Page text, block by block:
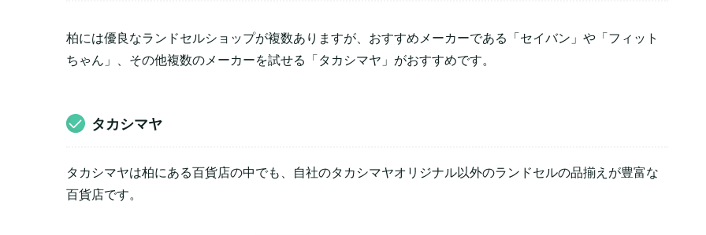
柏には優良なランドセルショップが複数ありますが、おすすめメーカーである「セイバン」や「フィット
ちゃん」、その他複数のメーカーを試せる「タカシマヤ」がおすすめです。
タカシマヤ
タカシマヤは柏にある百貨店の中でも、自社のタカシマヤオリジナル以外のランドセルの品揃えが豊富な
百貨店です。